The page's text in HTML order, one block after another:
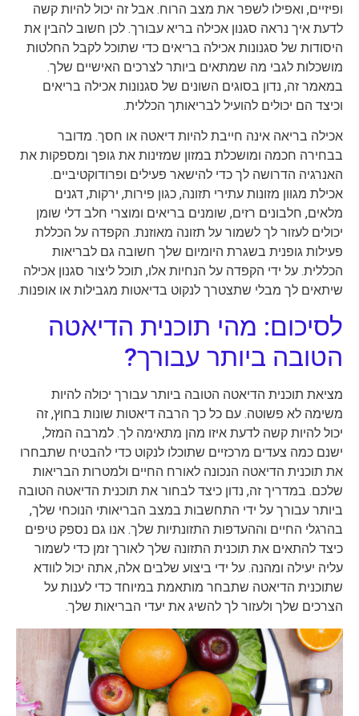
ופיזיים, ואפילו לשפר את מצב הרוח. אבל זה יכול להיות קשה
לדעת איך נראה סגנון אכילה בריא עבורך. לכן חשוב להבין את
היסודות של סגנונות אכילה בריאים כדי שתוכל לקבל החלטות
מושכלות לגבי מה שמתאים ביותר לצרכים האישיים שלך.
במאמר זה, נדון בסוגים השונים של סגנונות אכילה בריאים
וכיצד הם יכולים להועיל לבריאותך הכללית.
אכילה בריאה אינה חייבת להיות דיאטה או חסך. מדובר
בבחירה חכמה ומושכלת במזון שמזינות את גופך ומספקות את
האנרגיה הדרושה לך כדי להישאר פעילים ופרודוקטיביים.
אכילת מגוון מזונות עתירי תזונה, כגון פירות, ירקות, דגנים
מלאים, חלבונים רזים, שומנים בריאים ומוצרי חלב דלי שומן
יכולים לעזור לך לשמור על תזונה מאוזנת. הקפדה על הכללת
פעילות גופנית בשגרת היומיום שלך חשובה גם לבריאות
הכללית. על ידי הקפדה על הנחיות אלו, תוכל ליצור סגנון אכילה
שיתאים לך מבלי שתצטרך לנקוט בדיאטות מגבילות או אופנות.
לסיכום: מהי תוכנית הדיאטה
הטובה ביותר עבורך?
מציאת תוכנית הדיאטה הטובה ביותר עבורך יכולה להיות
משימה לא פשוטה. עם כל כך הרבה דיאטות שונות בחוץ, זה
יכול להיות קשה לדעת איזו מהן מתאימה לך. למרבה המזל,
ישנם כמה צעדים מרכזיים שתוכלו לנקוט כדי להבטיח שתבחרו
את תוכנית הדיאטה הנכונה לאורח החיים ולמטרות הבריאות
שלכם. במדריך זה, נדון כיצד לבחור את תוכנית הדיאטה הטובה
ביותר עבורך על ידי התחשבות במצב הבריאותי הנוכחי שלך,
בהרגלי החיים וההעדפות התזונתיות שלך. אנו גם נספק טיפים
כיצד להתאים את תוכנית התזונה שלך לאורך זמן כדי לשמור
עליה יעילה ומהנה. על ידי ביצוע שלבים אלה, אתה יכול לוודא
שתוכנית הדיאטה שתבחר מותאמת במיוחד כדי לענות על
הצרכים שלך ולעזור לך להשיג את יעדי הבריאות שלך.